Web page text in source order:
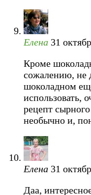
Елена 31
Кроме
сожалению, не
шоколадном
использовать,
рецепт
необычно и,
Елена 31
Даа,